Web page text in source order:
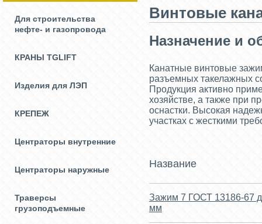
Для строительства
нефте- и газопровода
КРАНЫ TGLIFT
Изделия для ЛЭП
КРЕПЕЖ
Центраторы внутренние
Центраторы наружные
Траверсы
грузоподъемные
Винтовые
Назначение и
Канатные винтовые
разъемных такелажных
Продукция активно
хозяйстве, а также при
оснастки. Высокая
участках с жесткими
Название
Зажим 7 ГОСТ 13186-67
мм